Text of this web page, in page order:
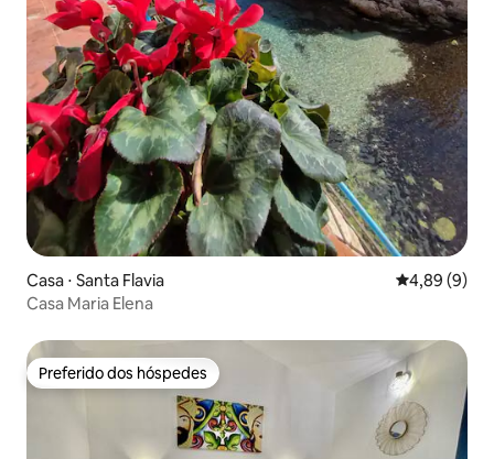
Casa ⋅ Santa Flavia 4,89 de uma
4,89 (9)
Casa Maria Elena
Preferido dos hóspedes
Preferido dos hóspedes